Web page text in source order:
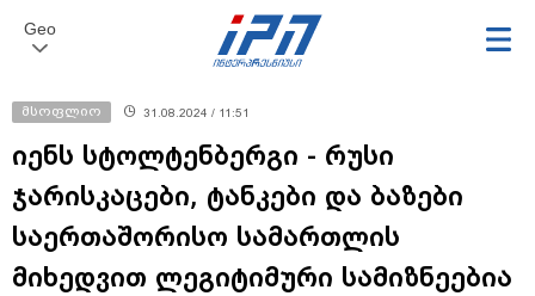
Geo
მსოფლიო 31.08.2024 / 11:51
იენს სტოლტენბერგი - რუსი
ჯარისკაცები, ტანკები და ბაზები
საერთაშორისო სამართლის
მიხედვით ლეგიტიმური სამიზნეებია